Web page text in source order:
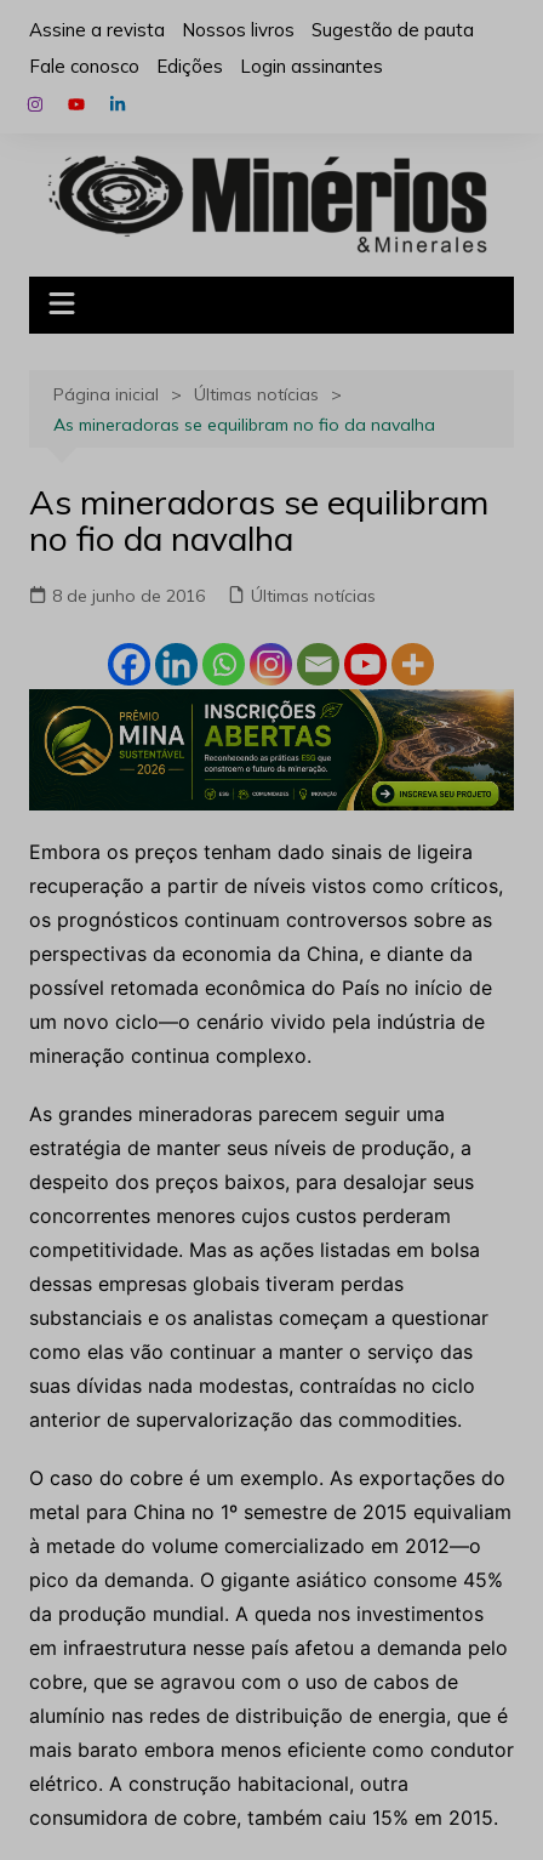
para
conteúdo
Assine a revista Nossos livros
Sugestão de pauta
Fale conosco
Edições Login assinantes
Página inicial
Últimas notícias
As mineradoras se equilibram no fio da navalha
As mineradoras se equilibram
no fio da navalha
8 de junho de 2016 Últimas notícias
Embora os preços tenham dado sinais de ligeira
recuperação a partir de níveis vistos como críticos,
os prognósticos continuam controversos sobre as
perspectivas da economia da China, e diante da
possível retomada econômica do País no início de
um novo ciclo—o cenário vivido pela indústria de
mineração continua complexo.
As grandes mineradoras parecem seguir uma
estratégia de manter seus níveis de produção, a
despeito dos preços baixos, para desalojar seus
concorrentes menores cujos custos perderam
competitividade. Mas as ações listadas em bolsa
dessas empresas globais tiveram perdas
substanciais e os analistas começam a questionar
como elas vão continuar a manter o serviço das
suas dívidas nada modestas, contraídas no ciclo
anterior de supervalorização das commodities.
O caso do cobre é um exemplo. As exportações do
metal para China no 1º semestre de 2015 equivaliam
à metade do volume comercializado em 2012—o
pico da demanda. O gigante asiático consome 45%
da produção mundial. A queda nos investimentos
em infraestrutura nesse país afetou a demanda pelo
cobre, que se agravou com o uso de cabos de
alumínio nas redes de distribuição de energia, que é
mais barato embora menos eficiente como condutor
elétrico. A construção habitacional, outra
consumidora de cobre, também caiu 15% em 2015.